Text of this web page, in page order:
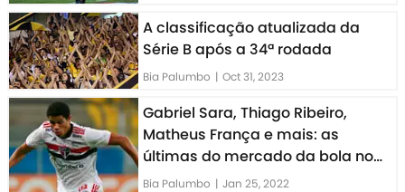
A classificação atualizada da
Série B após a 34ª rodada
Bia Palumbo | Oct 31, 2023
Gabriel Sara, Thiago Ribeiro,
Matheus França e mais: as
últimas do mercado da bola no
futebol brasileiro
Bia Palumbo | Jan 25, 2022